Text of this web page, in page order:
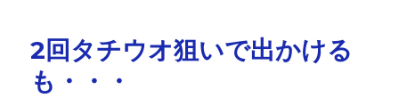
2回タチウオ狙いで出かける
も・・・